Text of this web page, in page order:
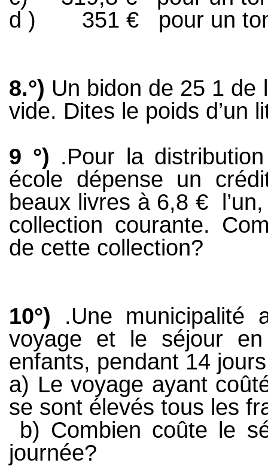
d )
351 € pour un
8.°) Un bidon de 25 1
vide. Dites le poids d’un
9 °) .Pour la
école dépense un
beaux livres à 6,8 €
collection courante.
de cette collection?
10°) .Une municipalité
voyage et le séjour
enfants, pendant 14
a) Le voyage ayant
se sont élevés tous les
b) Combien coûte le
journée?